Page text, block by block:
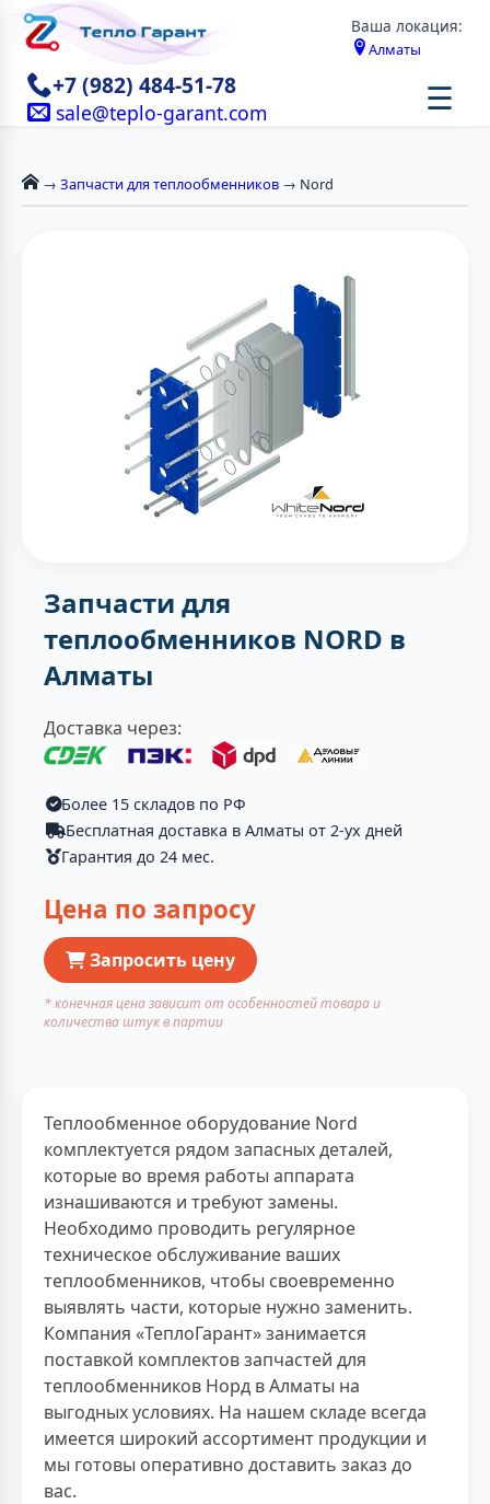
Ваша локация:
Алматы
+7 (982) 484-51-78
sale@teplo-garant.com ☰
→ Запчасти для теплообменников → Nord
Запчасти для
теплообменников NORD в
Алматы
Доставка через:
Более 15 складов по РФ
Бесплатная доставка в Алматы от 2-ух дней
Гарантия до 24 мес.
Цена по запросу
Запросить цену
* конечная цена зависит от особенностей товара и
количества штук в партии
Теплообменное оборудование Nord
комплектуется рядом запасных деталей,
которые во время работы аппарата
изнашиваются и требуют замены.
Необходимо проводить регулярное
техническое обслуживание ваших
теплообменников, чтобы своевременно
выявлять части, которые нужно заменить.
Компания «ТеплоГарант» занимается
поставкой комплектов запчастей для
теплообменников Норд в Алматы на
выгодных условиях. На нашем складе всегда
имеется широкий ассортимент продукции и
мы готовы оперативно доставить заказ до
вас.